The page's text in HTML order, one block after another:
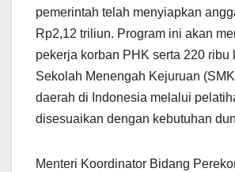
pemerintah telah menyiapkan
Rp2,12 triliun. Program ini akan
pekerja korban PHK serta 220 ribu
Sekolah Menengah Kejuruan
daerah di Indonesia melalui
disesuaikan dengan kebutuhan
Menteri Koordinator Bidang